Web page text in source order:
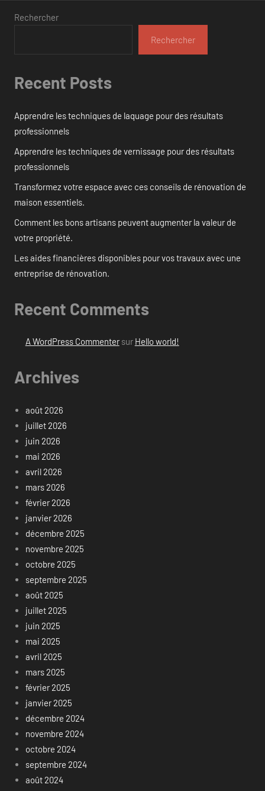
Rechercher
Rechercher
Recent Posts
Apprendre les techniques de laquage pour des résultats
professionnels
Apprendre les techniques de vernissage pour des résultats
professionnels
Transformez votre espace avec ces conseils de rénovation de
maison essentiels.
Comment les bons artisans peuvent augmenter la valeur de
votre propriété.
Les aides financières disponibles pour vos travaux avec une
entreprise de rénovation.
Recent Comments
A WordPress Commentersur Hello world!
Archives
août 2026
juillet 2026
juin 2026
mai 2026
avril 2026
mars 2026
février 2026
janvier 2026
décembre 2025
novembre 2025
octobre 2025
septembre 2025
août 2025
juillet 2025
juin 2025
mai 2025
avril 2025
mars 2025
février 2025
janvier 2025
décembre 2024
novembre 2024
octobre 2024
septembre 2024
août 2024